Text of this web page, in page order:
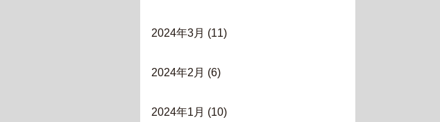
2024年3月 (11)
2024年2月 (6)
2024年1月 (10)